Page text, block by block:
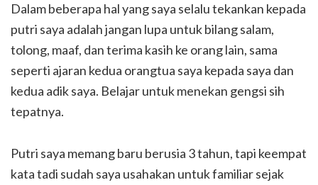
Dalam beberapa hal yang saya selalu tekankan kepada
putri saya adalah jangan lupa untuk bilang salam,
tolong, maaf, dan terima kasih ke orang lain, sama
seperti ajaran kedua orangtua saya kepada saya dan
kedua adik saya. Belajar untuk menekan gengsi sih
tepatnya.
Putri saya memang baru berusia 3 tahun, tapi keempat
kata tadi sudah saya usahakan untuk familiar sejak